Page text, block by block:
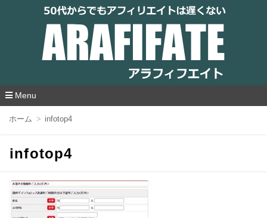
アラフィフエイト｜ 50代からでもアフィリ
エイトは遅くない
Menu
移
ホーム infotop4
infotop4